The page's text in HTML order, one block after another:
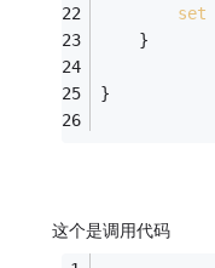
set
    }
}
这个是调用代码